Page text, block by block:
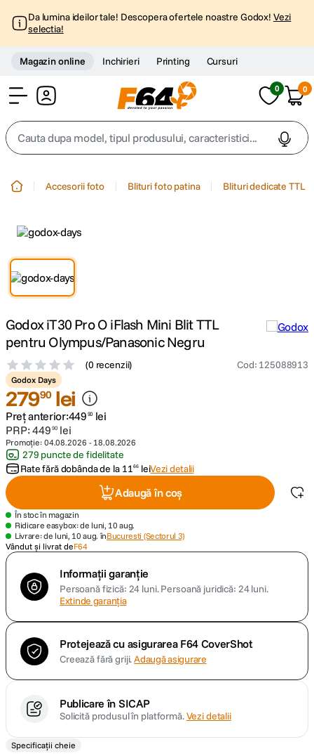
Da lumina ideilor tale! Descopera ofertele noastre Godox! Vezi
selectia!
Magazin online Inchirieri Printing Cursuri
0 0
Cauta dupa model, tipul produsului, caracteristici...
3. trepied telefon
5 . canon sx740 hs
6 . lavaliera
7. sony fx
8. card memorie
dji mic mini
10. dji osmo
Accesorii foto Blituri foto patina Blituri dedicate TTL
Godox iT30 Pro O iFlash Mini Blit TTL
pentru Olympus/Panasonic Negru
(0 recenzii) Cod: 125088913
Godox Days
27990 lei
Preț anterior:449 90 lei
PRP:449 90 lei
Promoție: 04.08.2026 - 18.08.2026
279 puncte de fidelitate
Rate fără dobânda de la 1166 leiVezi detalii
Adaugă în coș
În stoc în magazin
Ridicare easybox: de luni, 10 aug.
Livrare: de luni, 10 aug. înBucuresti (Sectorul 3)
Vândut și livrat deF64
Informații garanție
Persoană fizică: 24 luni.Persoană juridică: 24 luni.
Extinde garanția
Protejează cu asigurarea F64 CoverShot
Creează fără griji.Adaugă asigurare
Publicare în SICAP
Solicită produsul în platformă.Vezi detalii
Specificații cheie